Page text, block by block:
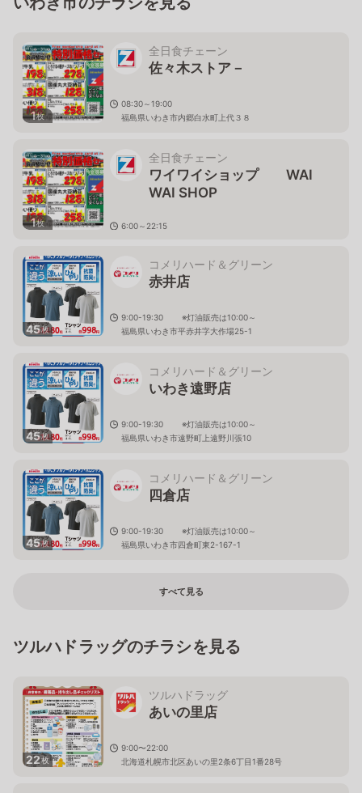
1枚
全日食チェーン
佐々木ストア－
08:30～19:00
福島県いわき市内郷白水町上代３８
1枚
全日食チェーン
ワイワイショップ WAI
WAI SHOP
6:00～22:15
45枚
コメリハード＆グリーン
赤井店
9:00-19:30 ※灯油販売は10:00～
福島県いわき市平赤井字大作場25-1
45枚
コメリハード＆グリーン
いわき遠野店
9:00-19:30 ※灯油販売は10:00～
福島県いわき市遠野町上遠野川張10
45枚
コメリハード＆グリーン
四倉店
9:00-19:30 ※灯油販売は10:00～
福島県いわき市四倉町東2-167-1
すべて見る
ツルハドラッグのチラシを見る
22枚
ツルハドラッグ
あいの里店
9:00〜22:00
北海道札幌市北区あいの里2条6丁目1番28号